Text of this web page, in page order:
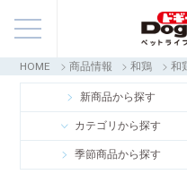
商品情報
映像ギャラリー
HOME 商品情報 和鶏 和
新商品から探す
カテゴリから探す
季節商品から探す